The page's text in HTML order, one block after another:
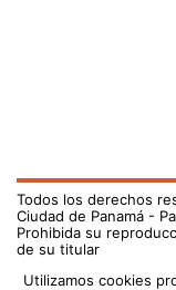
Todos los derechos
Ciudad de Panamá -
Prohibida su
de su titular
Utilizamos cookies